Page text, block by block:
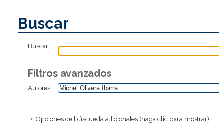
Buscar
Buscar
Filtros avanzados
Autores
Opciones de búsqueda adicionales (haga clic para mostrar)